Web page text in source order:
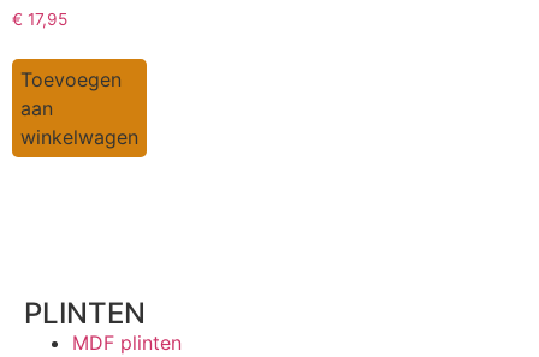
€ 17,95
Toevoegen
aan
winkelwagen
PLINTEN
MDF plinten